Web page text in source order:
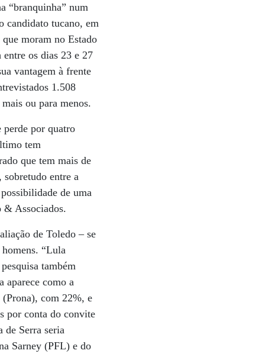
“branquinha” num
candidato tucano, em
moram no Estado
os dias 23 e 27
vantagem à frente
1.508
ou para menos.
perde por quatro
tem
que tem mais de
sobretudo entre a
de uma
& Associados.
de Toledo – se
“Lula
também
aparece como a
(Prona), com 22%, e
por conta do convite
de Serra seria
Sarney (PFL) e do